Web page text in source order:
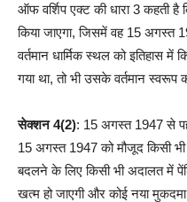
ऑफ वर्शिप एक्ट की धारा 3 कहती है
किया जाएगा, जिसमें वह 15 अगस्त
वर्तमान धार्मिक स्थल को इतिहास में
गया था, तो भी उसके वर्तमान स्वरूप
सेक्शन 4(2): 15 अगस्त 1947 से
15 अगस्त 1947 को मौजूद किसी भी
बदलने के लिए किसी भी अदालत में
खत्म हो जाएगी और कोई नया मुकदमा